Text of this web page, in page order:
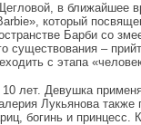
в ближайшее
который
Барби со
существования –
с этапа
лет. Девушка
Лукьянова
богинь и принцесс.